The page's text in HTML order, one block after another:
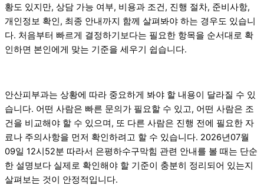
황도 있지만, 상담 가능 여부, 비용과 조건, 진행 절차, 준비사항,
개인정보 확인, 최종 안내까지 함께 살펴봐야 하는 경우도 있습니
다. 처음부터 빠르게 결정하기보다는 필요한 항목을 순서대로 확
인하면 본인에게 맞는 기준을 세우기 쉽습니다.
안산피부과는 상황에 따라 중요하게 봐야 할 내용이 달라질 수 있
습니다. 어떤 사람은 빠른 문의가 필요할 수 있고, 어떤 사람은 조
건을 비교해야 할 수 있으며, 또 다른 사람은 진행 전에 필요한 자
료나 주의사항을 먼저 확인하려고 할 수 있습니다. 2026년07월
09일 12시52분 따라서 은평하수구막힘 관련 안내를 볼 때는 단순
한 설명보다 실제로 확인해야 할 기준이 충분히 정리되어 있는지
살펴보는 것이 안정적입니다.